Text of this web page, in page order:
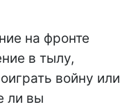
на фронте
в тылу,
войну или
ли вы